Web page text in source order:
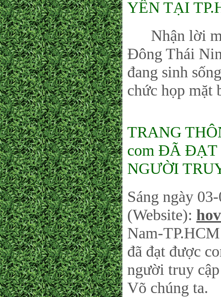
YÊN TẠI
Nhận lời
Đông Thái
đang sinh
chức họp mặt
TRANG
com ĐÃ ĐẠT
NGƯỜI
Sáng ngày
(Website):
Nam-
đã đạt được
người truy
Võ chúng ta.